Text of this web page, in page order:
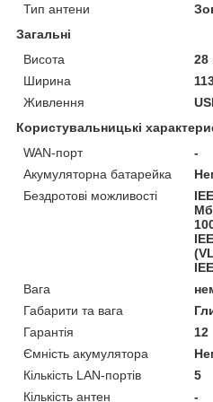
Тип антени
Загальні
Висота
28
Ширина
Живлення
Користувальницькі
WAN-порт
-
Акумуляторна батарейка
Бездротові можливості
Вага
Габарити та вага
Гарантія
12
Ємність акумулятора
Кількість LAN-портів
5
Кількість антен
-